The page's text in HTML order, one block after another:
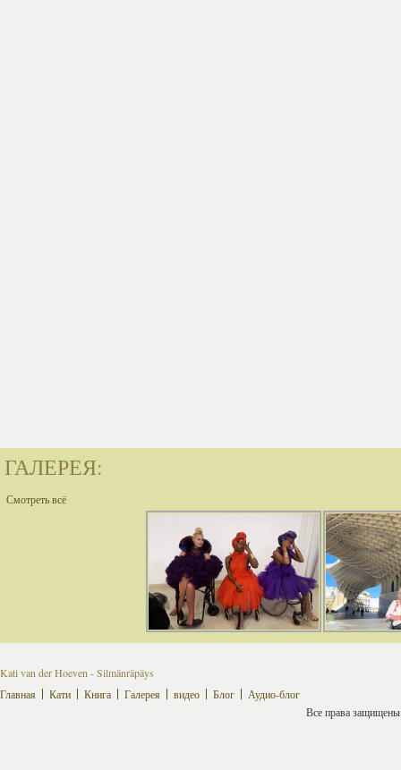
ГАЛЕРЕЯ:
Смотреть всё
Kati van der Hoeven - Silmänräpäys
Главная
Кати Книга Галерея видео Блог
Аудио-блог
Все права